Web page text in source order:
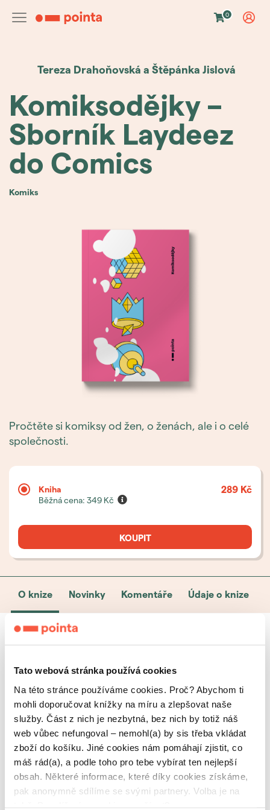
Tato webová stránka používá cookies
Na této stránce používáme cookies. Proč? Abychom ti
mohli doporučovat knížky na míru a zlepšovat naše
služby. Část z nich je nezbytná, bez nich by totiž náš
web vůbec nefungoval – nemohl(a) by sis třeba vkládat
zboží do košíku. Jiné cookies nám pomáhají zjistit, co
máš rád(a), a podle toho pro tebe vybírat ten nejlepší
obsah. Některé informace, které díky cookies získáme,
pak anonymně sdílíme se svými partnery. Volba je na
0
Tereza Drahoňovská a Štěpánka Jislová
Komiksodějky –
Sborník Laydeez
do Comics
komiks
Pročtěte si komiksy od žen, o ženách, ale i o celé
společnosti.
Kniha
Běžná cena: 349 Kč
289 Kč
KOUPIT
O knize Novinky Komentáře Údaje o knize
Laydeez do Comics
Z našich sympozií jsme nasbíraly přes 60 stránek
komiksů od více než 20 českých autorek. Mnohé
z nich jsou již známými osobnostmi v rámci
komiksové komunity, některé teprve na prahu
jejich kariéry. Že jste o nich neslyšeli? Tak to
změňte! Poznejte příběhy významných
komiksových žen současnosti i minulosti skrze